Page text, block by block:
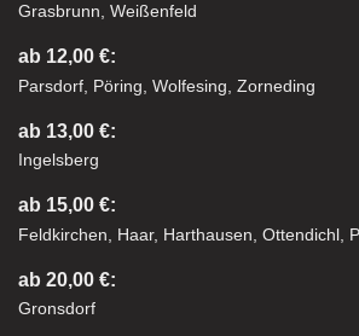
Grasbrunn, Weißenfeld
ab 12,00 €:
Parsdorf, Pöring, Wolfesing, Zorneding
ab 13,00 €:
Ingelsberg
ab 15,00 €:
Feldkirchen, Haar, Harthausen, Ottendichl,
ab 20,00 €:
Gronsdorf